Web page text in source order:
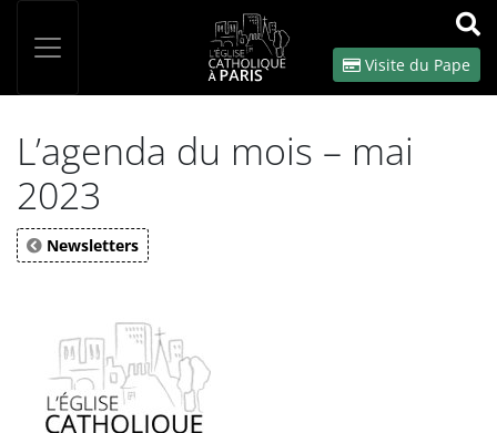
OK
Visite du Pape
L’agenda du mois – mai
2023
Newsletters
Panneau de gestion des cookies